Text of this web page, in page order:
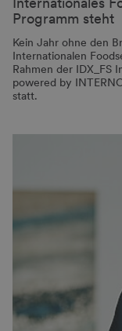
Programm steht
Kein Jahr ohne den
Internationalen
Rahmen der IDX_FS
powered by
statt.